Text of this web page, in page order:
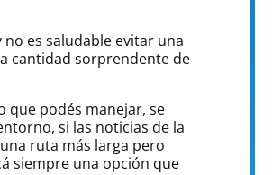
es saludable evitar una
cantidad sorprendente de
que podés manejar, se
si las noticias de la
ruta más larga pero
siempre una opción que